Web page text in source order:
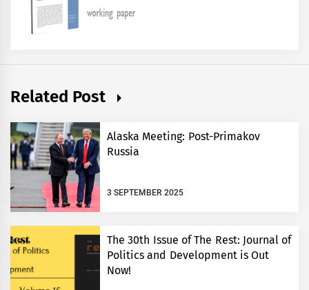
Related Post
Alaska Meeting: Post-Primakov
Russia
3 SEPTEMBER 2025
The 30th Issue of The Rest: Journal of
Politics and Development is Out
Now!